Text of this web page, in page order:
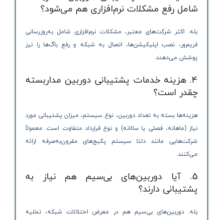
شامل رفع مشکلات نرم‌افزاری هم می‌شود؟
بله. اکثر شرکت‌های معتبر، مشکلات نرم‌افزاری شامل به‌روزرسانی
فریم‌ور، نصب اپلیکیشن‌ها، اتصال به شبکه و رفع باگ‌ها را نیز
پوشش می‌دهند.
4. هزینه خدمات پشتیبانی دوربین مداربسته
چقدر است؟
هزینه‌ها بسته به تعداد دوربین، نوع سیستم، میزان پشتیبانی مورد
نیاز (ماهانه، فصلی یا سالانه) و نوع قرارداد متفاوت است. معمولاً
شرکت‌هایی مانند دلتا سیستم پکیج‌های مقرون‌به‌صرفه ارائه
می‌کنند.
5. آیا دوربین‌های بی‌سیم هم نیاز به
پشتیبانی دارند؟
بله. دوربین‌های بی‌سیم هم در معرض اختلالات شبکه، تخلیه